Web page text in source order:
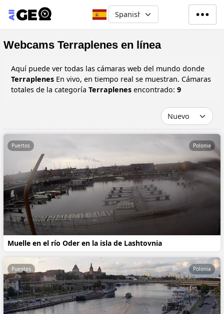
Pasar al contenido principal
Select your language
Webcams Terraplenes en línea
Aquí puede ver todas las cámaras web del mundo donde
Terraplenes En vivo, en tiempo real se muestran. Cámaras
totales de la categoría Terraplenes encontrado: 9
Muelle en el río Oder en la isla de Lashtovnia
Puertos Polonia
Puentes Polonia